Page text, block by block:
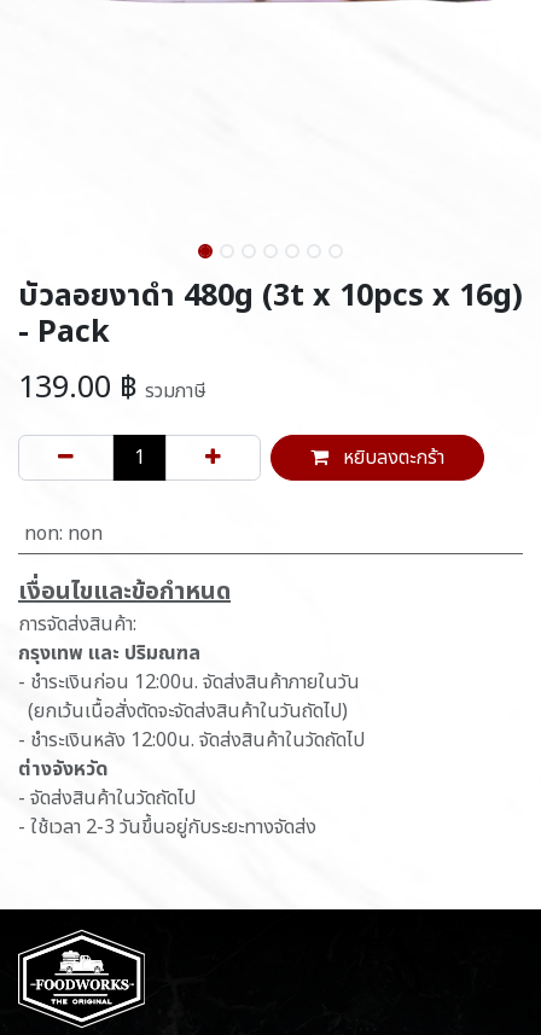
บัวลอยงาดำ 480g (3t x 10pcs x 16g)
- Pack
139.00 ฿ รวมภาษี
หยิบลงตะกร้า
non: non
เ​งื่อนไขและข้อกำหนด
การจัดส่งสินค้า:
กรุงเทพ และ ปริมณฑล
- ชำระเงินก่อน 12:00น. จัดส่งสินค้าภายในวัน
(ยกเว้นเนื้อสั่งตัดจะจัดส่งสินค้าในวันถัดไป)
- ชำระเงินหลัง 12:00น. จัดส่งสินค้าในวัดถัดไป
ต่างจังหวัด
- จัดส่งสินค้าในวัดถัดไป
- ใช้เวลา 2-3 วันขึ้นอยู่กับระยะทางจัดส่ง